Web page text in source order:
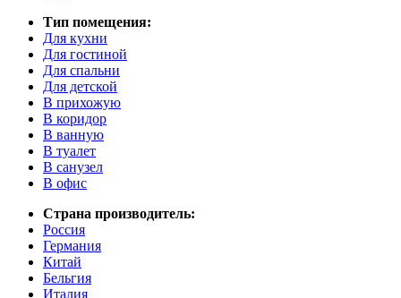
Тип помещения:
Для кухни
Для гостиной
Для спальни
Для детской
В прихожую
В коридор
В ванную
В туалет
В санузел
В офис
Страна производитель:
Россия
Германия
Китай
Бельгия
Италия